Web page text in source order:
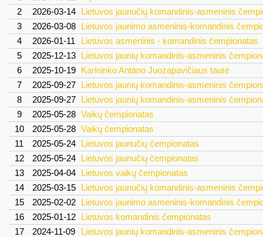
2
2026-03-14 Lietuvos jaunučių komandinis-asmeninis
3
2026-03-08 Lietuvos jaunimo asmeninis-komandinis
4
2026-01-11
Lietuvos asmeninis - komandinis čempionatas
5
2025-12-13 Lietuvos jaunių komandinis-asmeninis
6
2025-10-19 Karininko Antano Juozapavičiaus taurė
7
2025-09-27 Lietuvos jaunių komandinis-asmeninis
8
2025-09-27 Lietuvos jaunių komandinis-asmeninis
9
2025-05-28 Vaikų čempionatas
10
2025-05-28 Vaikų čempionatas
11
2025-05-24 Lietuvos jaunučių čempionatas
12
2025-05-24 Lietuvos jaunučių čempionatas
13
2025-04-04 Lietuvos vaikų čempionatas
14
2025-03-15 Lietuvos jaunučių komandinis-asmeninis
15
2025-02-02 Lietuvos jaunimo asmeninis-komandinis
16
2025-01-12 Lietuvos komandinis čempionatas
17
2024-11-09
Lietuvos jaunių komandinis-asmeninis